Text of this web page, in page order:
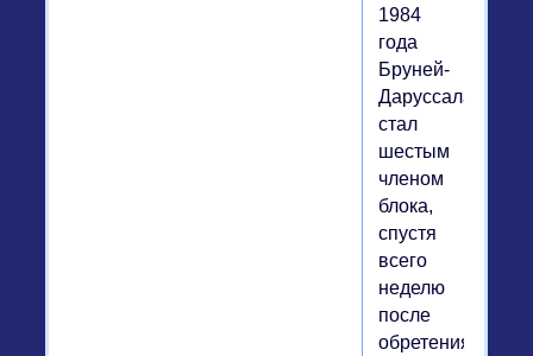
1984
года
Бруней-
Даруссалам
стал
шестым
членом
блока,
спустя
всего
неделю
после
обретения